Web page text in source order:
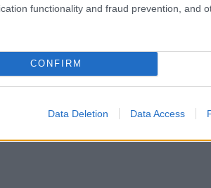
functionality and fraud prevention, and
CONFIRM
Data Deletion Data Access